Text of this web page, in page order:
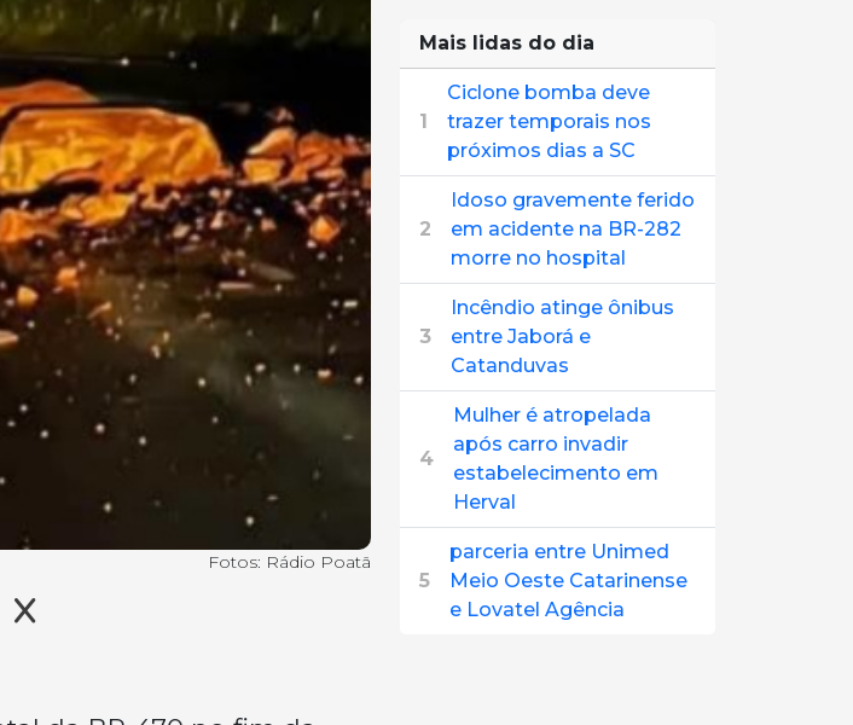
Fotos: Rádio Poatã
Mais lidas do dia
1
Ciclone bomba deve
trazer temporais nos
próximos dias a SC
2
Idoso gravemente ferido
em acidente na BR-282
morre no hospital
3
Incêndio atinge ônibus
entre Jaborá e
Catanduvas
4
Mulher é atropelada
após carro invadir
estabelecimento em
Herval
5
parceria entre Unimed
Meio Oeste Catarinense
e Lovatel Agência